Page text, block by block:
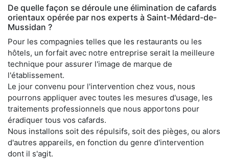
De quelle façon se déroule une élimination de cafards
orientaux opérée par nos experts à Saint-Médard-de-
Mussidan ?
Pour les compagnies telles que les restaurants ou les
hôtels, un forfait avec notre entreprise serait la meilleure
technique pour assurer l'image de marque de
l'établissement.
Le jour convenu pour l'intervention chez vous, nous
pourrons appliquer avec toutes les mesures d'usage, les
traitements professionnels que nous apportons pour
éradiquer tous vos cafards.
Nous installons soit des répulsifs, soit des pièges, ou alors
d'autres appareils, en fonction du genre d'intervention
dont il s'agit.